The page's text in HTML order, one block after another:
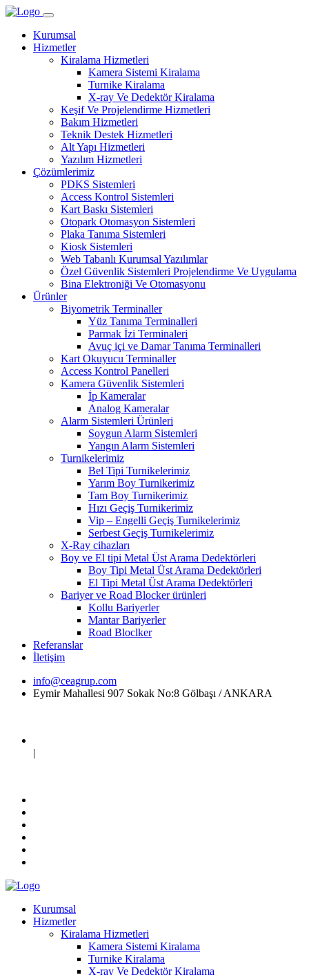
Kurumsal
Hizmetler
Kiralama Hizmetleri
Kamera Sistemi Kiralama
Turnike Kiralama
X-ray Ve Dedektör Kiralama
Keşif Ve Projelendirme Hizmetleri
Bakım Hizmetleri
Teknik Destek Hizmetleri
Alt Yapı Hizmetleri
Yazılım Hizmetleri
Çözümlerimiz
PDKS Sistemleri
Access Kontrol Sistemleri
Kart Baskı Sistemleri
Otopark Otomasyon Sistemleri
Plaka Tanıma Sistemleri
Kiosk Sistemleri
Web Tabanlı Kurumsal Yazılımlar
Özel Güvenlik Sistemleri Projelendirme Ve Uygulama
Bina Elektroniği Ve Otomasyonu
Ürünler
Biyometrik Terminaller
Yüz Tanıma Terminalleri
Parmak İzi Terminaleri
Avuç içi ve Damar Tanıma Terminalleri
Kart Okuyucu Terminaller
Access Kontrol Panelleri
Kamera Güvenlik Sistemleri
İp Kameralar
Analog Kameralar
Alarm Sistemleri Ürünleri
Soygun Alarm Sistemleri
Yangın Alarm Sistemleri
Turnikelerimiz
Bel Tipi Turnikelerimiz
Yarım Boy Turnikerimiz
Tam Boy Turnikerimiz
Hızı Geçiş Turnikerimiz
Vip – Engelli Geçiş Turnikelerimiz
Serbest Geçiş Turnikelerimiz
X-Ray cihazları
Boy ve El tipi Metal Üst Arama Dedektörleri
Boy Tipi Metal Üst Arama Dedektörleri
El Tipi Metal Üst Arama Dedektörleri
Bariyer ve Road Blocker ürünleri
Kollu Bariyerler
Mantar Bariyerler
Road Bloclker
Referanslar
İletişim
info@ceagrup.com
Eymir Mahallesi 907 Sokak No:8 Gölbaşı / ANKARA
|
Kurumsal
Hizmetler
Kiralama Hizmetleri
Kamera Sistemi Kiralama
Turnike Kiralama
X-ray Ve Dedektör Kiralama